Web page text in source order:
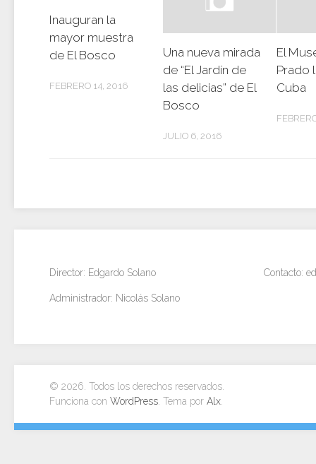
Inauguran la
mayor muestra
de El Bosco
FEBRERO 14, 2016
Una nueva mirada
de “El Jardín de
las delicias” de El
Bosco
JULIO 6, 2016
El
Prado
Cuba
Director: Edgardo Solano
Administrador: Nicolás Solano
Contacto:
© 2026. Todos los derechos reservados.
Funciona con WordPress . Tema por Alx